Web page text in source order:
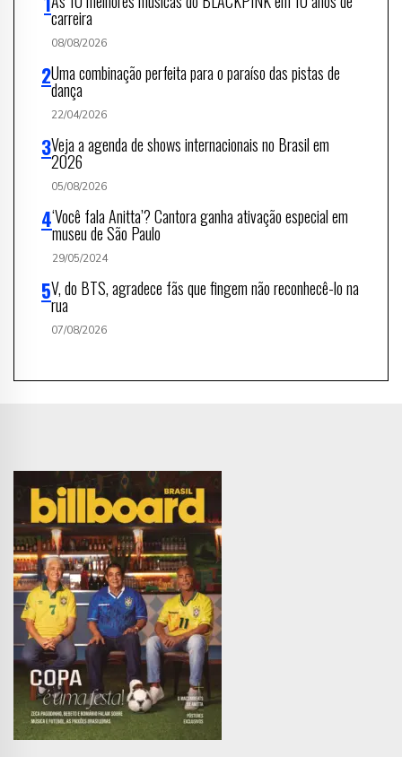
carreira
08/08/2026
Uma combinação perfeita para o paraíso das pistas de
dança
22/04/2026
Veja a agenda de shows internacionais no Brasil em
2026
05/08/2026
‘Você fala Anitta’? Cantora ganha ativação especial em
museu de São Paulo
29/05/2024
V, do BTS, agradece fãs que fingem não reconhecê-lo na
rua
07/08/2026